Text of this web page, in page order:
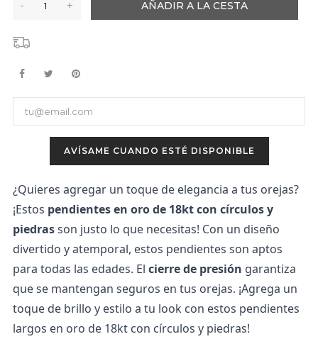
- + AÑADIR A LA CESTA
AVÍSAME CUANDO ESTÉ DISPONIBLE
¿Quieres agregar un toque de elegancia a tus orejas?
¡Estos pendientes en oro de 18kt con círculos y
piedras son justo lo que necesitas! Con un diseño
divertido y atemporal, estos pendientes son aptos
para todas las edades. El cierre de presión garantiza
que se mantengan seguros en tus orejas. ¡Agrega un
toque de brillo y estilo a tu look con estos pendientes
largos en oro de 18kt con círculos y piedras!